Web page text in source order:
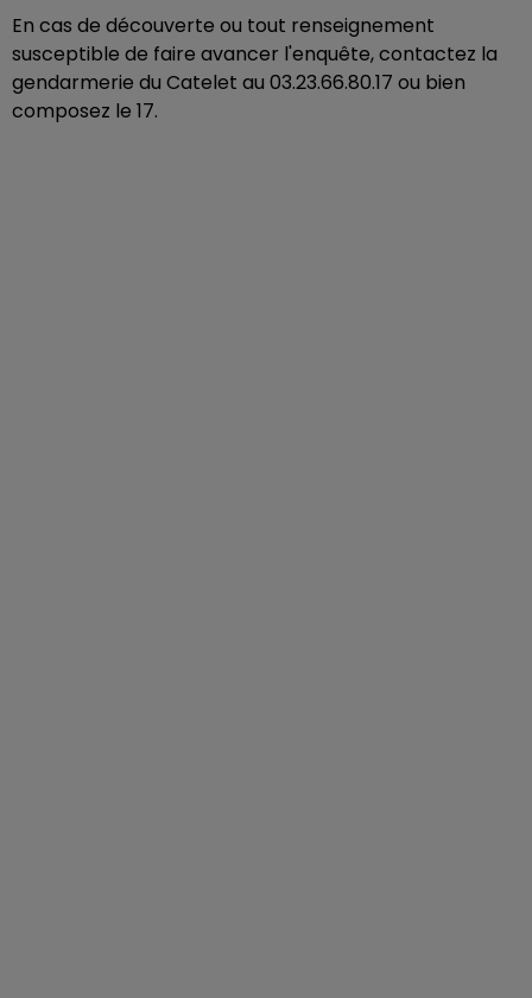
En cas de découverte ou tout renseignement
susceptible de faire avancer l'enquête, contactez la
gendarmerie du Catelet au 03.23.66.80.17 ou bien
composez le 17.